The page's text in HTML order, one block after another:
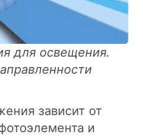
для освещения.
зависит от
и